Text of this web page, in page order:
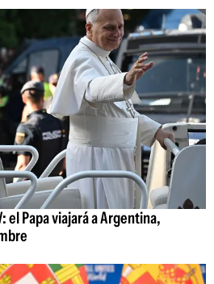
el Papa viajará a Argentina,